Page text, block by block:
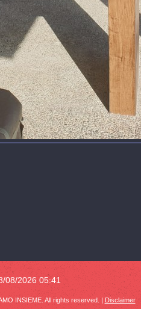
08/2026 05:41
INSIEME. All rights reserved. | Disclaimer